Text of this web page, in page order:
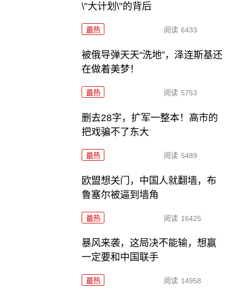
\"大计划\"的背后
最热 阅读 6433
被俄导弹天天“洗地”，泽连斯基还
在做着美梦！
最热 阅读 5753
删去28字，扩军一整本！高市的
把戏骗不了东大
最热 阅读 5489
欧盟想关门，中国人就翻墙，布
鲁塞尔被逼到墙角
最热 阅读 16425
暴风来袭，这局决不能输，想赢
一定要和中国联手
最热 阅读 14958